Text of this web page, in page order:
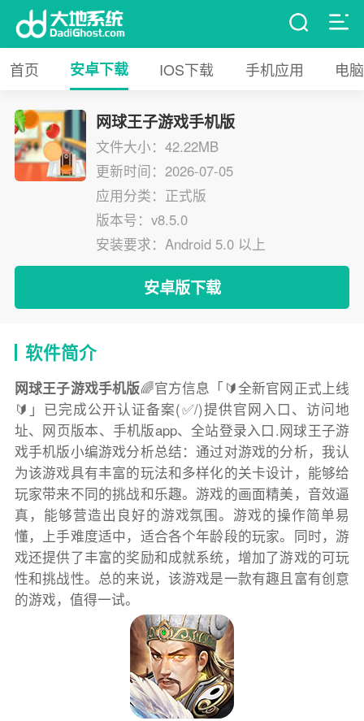
首页 安卓下载 IOS下载 手机应用 电
网球王子游戏手机版
文件大小：42.22MB
更新时间：2026-07-05
应用分类：正式版
版本号：v8.5.0
安装要求：Android 5.0 以上
安卓版下载
软件简介
网球王子游戏手机版🌈官方信息「🔰全新官网正式上线
🔰」已完成公开认证备案(✅/)提供官网入口、访问地
址、网页版本、手机版app、全站登录入口.网球王子游
戏手机版小编游戏分析总结：通过对游戏的分析，我认
为该游戏具有丰富的玩法和多样化的关卡设计，能够给
玩家带来不同的挑战和乐趣。游戏的画面精美，音效逼
真，能够营造出良好的游戏氛围。游戏的操作简单易
懂，上手难度适中，适合各个年龄段的玩家。同时，游
戏还提供了丰富的奖励和成就系统，增加了游戏的可玩
性和挑战性。总的来说，该游戏是一款有趣且富有创意
的游戏，值得一试。